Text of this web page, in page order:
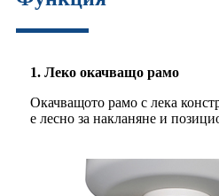
1. Леко окачващо рамо
Окачващото рамо с лека
е лесно за накланяне и